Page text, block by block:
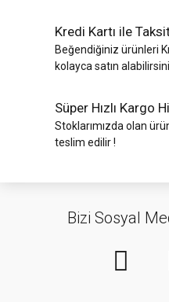
Kredi Kartı ile
Beğendiğiniz ürünleri
kolayca satın
Süper Hızlı Kargo
Stoklarımızda olan
teslim edilir !
Bizi Sosyal